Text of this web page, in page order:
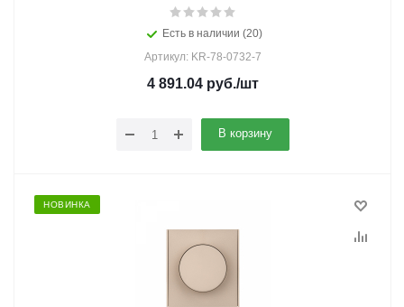
Есть в наличии (20)
Артикул: KR-78-0732-7
4 891.04 руб./шт
В корзину
НОВИНКА